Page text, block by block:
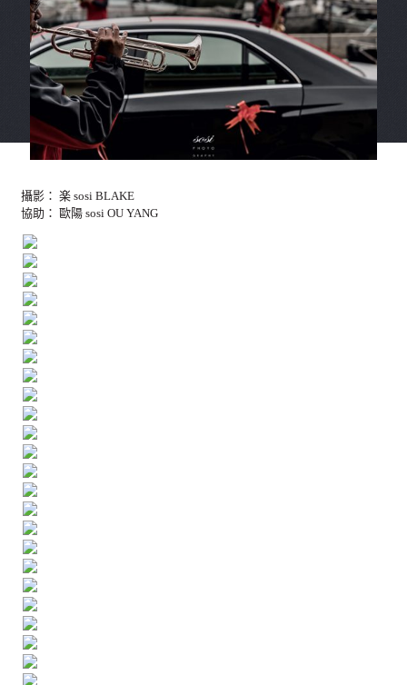
攝影： 楽 sosi BLAKE
協助： 歐陽 sosi OU YANG